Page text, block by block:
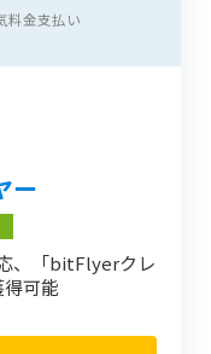
料金支払い
ー
、「bitFlyerクレ
可能